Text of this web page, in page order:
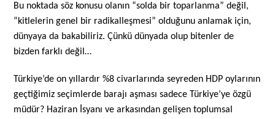
Bu noktada söz konusu olanın “solda bir toparlanma” değil,
“kitlelerin genel bir radikalleşmesi” olduğunu anlamak için,
dünyaya da bakabiliriz. Çünkü dünyada olup bitenler de
bizden farklı değil…
Türkiye’de on yıllardır %8 civarlarında seyreden HDP oylarının
geçtiğimiz seçimlerde barajı aşması sadece Türkiye’ye özgü
müdür? Haziran İsyanı ve arkasından gelişen toplumsal